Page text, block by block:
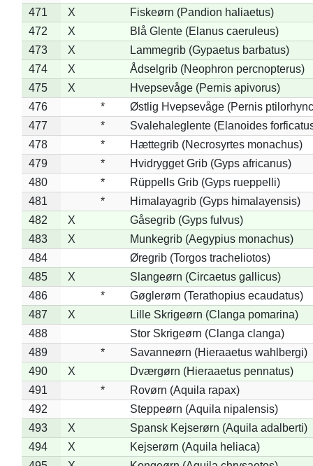
471
X
Fiskeørn (Pandion haliaetus)
472
X
Blå Glente (Elanus caeruleus)
473
X
Lammegrib (Gypaetus barbatus)
474
X
Ådselgrib (Neophron percnopterus)
475
X
Hvepsevåge (Pernis apivorus)
476
*
Østlig Hvepsevåge (Pernis
477
*
Svalehaleglente (Elanoides
478
*
Hættegrib (Necrosyrtes monachus)
479
*
Hvidrygget Grib (Gyps africanus)
480
*
Rüppells Grib (Gyps rueppelli)
481
*
Himalayagrib (Gyps himalayensis)
482
X
Gåsegrib (Gyps fulvus)
483
X
Munkegrib (Aegypius monachus)
484
Øregrib (Torgos tracheliotos)
485
X
Slangeørn (Circaetus gallicus)
486
*
Gøglerørn (Terathopius ecaudatus)
487
X
Lille Skrigeørn (Clanga pomarina)
488
Stor Skrigeørn (Clanga clanga)
489
*
Savanneørn (Hieraaetus wahlbergi)
490
X
Dværgørn (Hieraaetus pennatus)
491
*
Rovørn (Aquila rapax)
492
Steppeørn (Aquila nipalensis)
493
X
Spansk Kejserørn (Aquila adalberti)
494
X
Kejserørn (Aquila heliaca)